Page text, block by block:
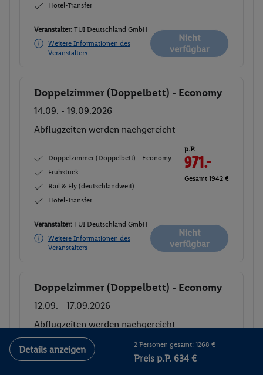
Hotel-Transfer
Veranstalter: TUI Deutschland GmbH
Weitere Informationen des
Veranstalters
Nicht
verfügbar
Buchen
Doppelzimmer (Doppelbett) - Economy
14.09. - 19.09.2026
Abflugzeiten werden nachgereicht
Doppelzimmer (Doppelbett) - Economy
Frühstück
Rail & Fly (deutschlandweit)
Hotel-Transfer
p.P.
971.-
Gesamt 1942 €
Veranstalter: TUI Deutschland GmbH
Weitere Informationen des
Veranstalters
Nicht
verfügbar
Buchen
Doppelzimmer (Doppelbett) - Economy
12.09. - 17.09.2026
Abflugzeiten werden nachgereicht
Flex Tarif zubuchbar p.P.
1025.-
Details anzeigen 2 Personen gesamt: 1268 €
Preis p.P. 634 €